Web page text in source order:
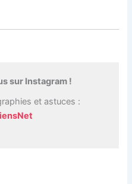
sur Instagram !
et astuces :